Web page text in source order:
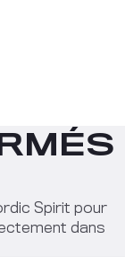
Spirit pour
dans